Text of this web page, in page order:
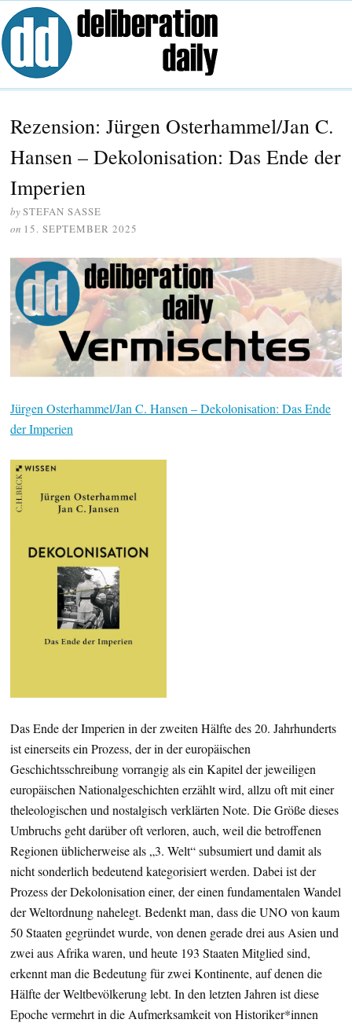
Rezension: Jürgen Osterhammel/Jan C.
Hansen – Dekolonisation: Das Ende der
Imperien
bySTEFAN SASSE
on 15. SEPTEMBER 2025
Jürgen Osterhammel/Jan C. Hansen – Dekolonisation: Das Ende
der Imperien
Das Ende der Imperien in der zweiten Hälfte des 20. Jahrhunderts
ist einerseits ein Prozess, der in der europäischen
Geschichtsschreibung vorrangig als ein Kapitel der jeweiligen
europäischen Nationalgeschichten erzählt wird, allzu oft mit einer
theleologischen und nostalgisch verklärten Note. Die Größe dieses
Umbruchs geht darüber oft verloren, auch, weil die betroffenen
Regionen üblicherweise als „3. Welt“ subsumiert und damit als
nicht sonderlich bedeutend kategorisiert werden. Dabei ist der
Prozess der Dekolonisation einer, der einen fundamentalen Wandel
der Weltordnung nahelegt. Bedenkt man, dass die UNO von kaum
50 Staaten gegründet wurde, von denen gerade drei aus Asien und
zwei aus Afrika waren, und heute 193 Staaten Mitglied sind,
erkennt man die Bedeutung für zwei Kontinente, auf denen die
Hälfte der Weltbevölkerung lebt. In den letzten Jahren ist diese
Epoche vermehrt in die Aufmerksamkeit von Historiker*innen